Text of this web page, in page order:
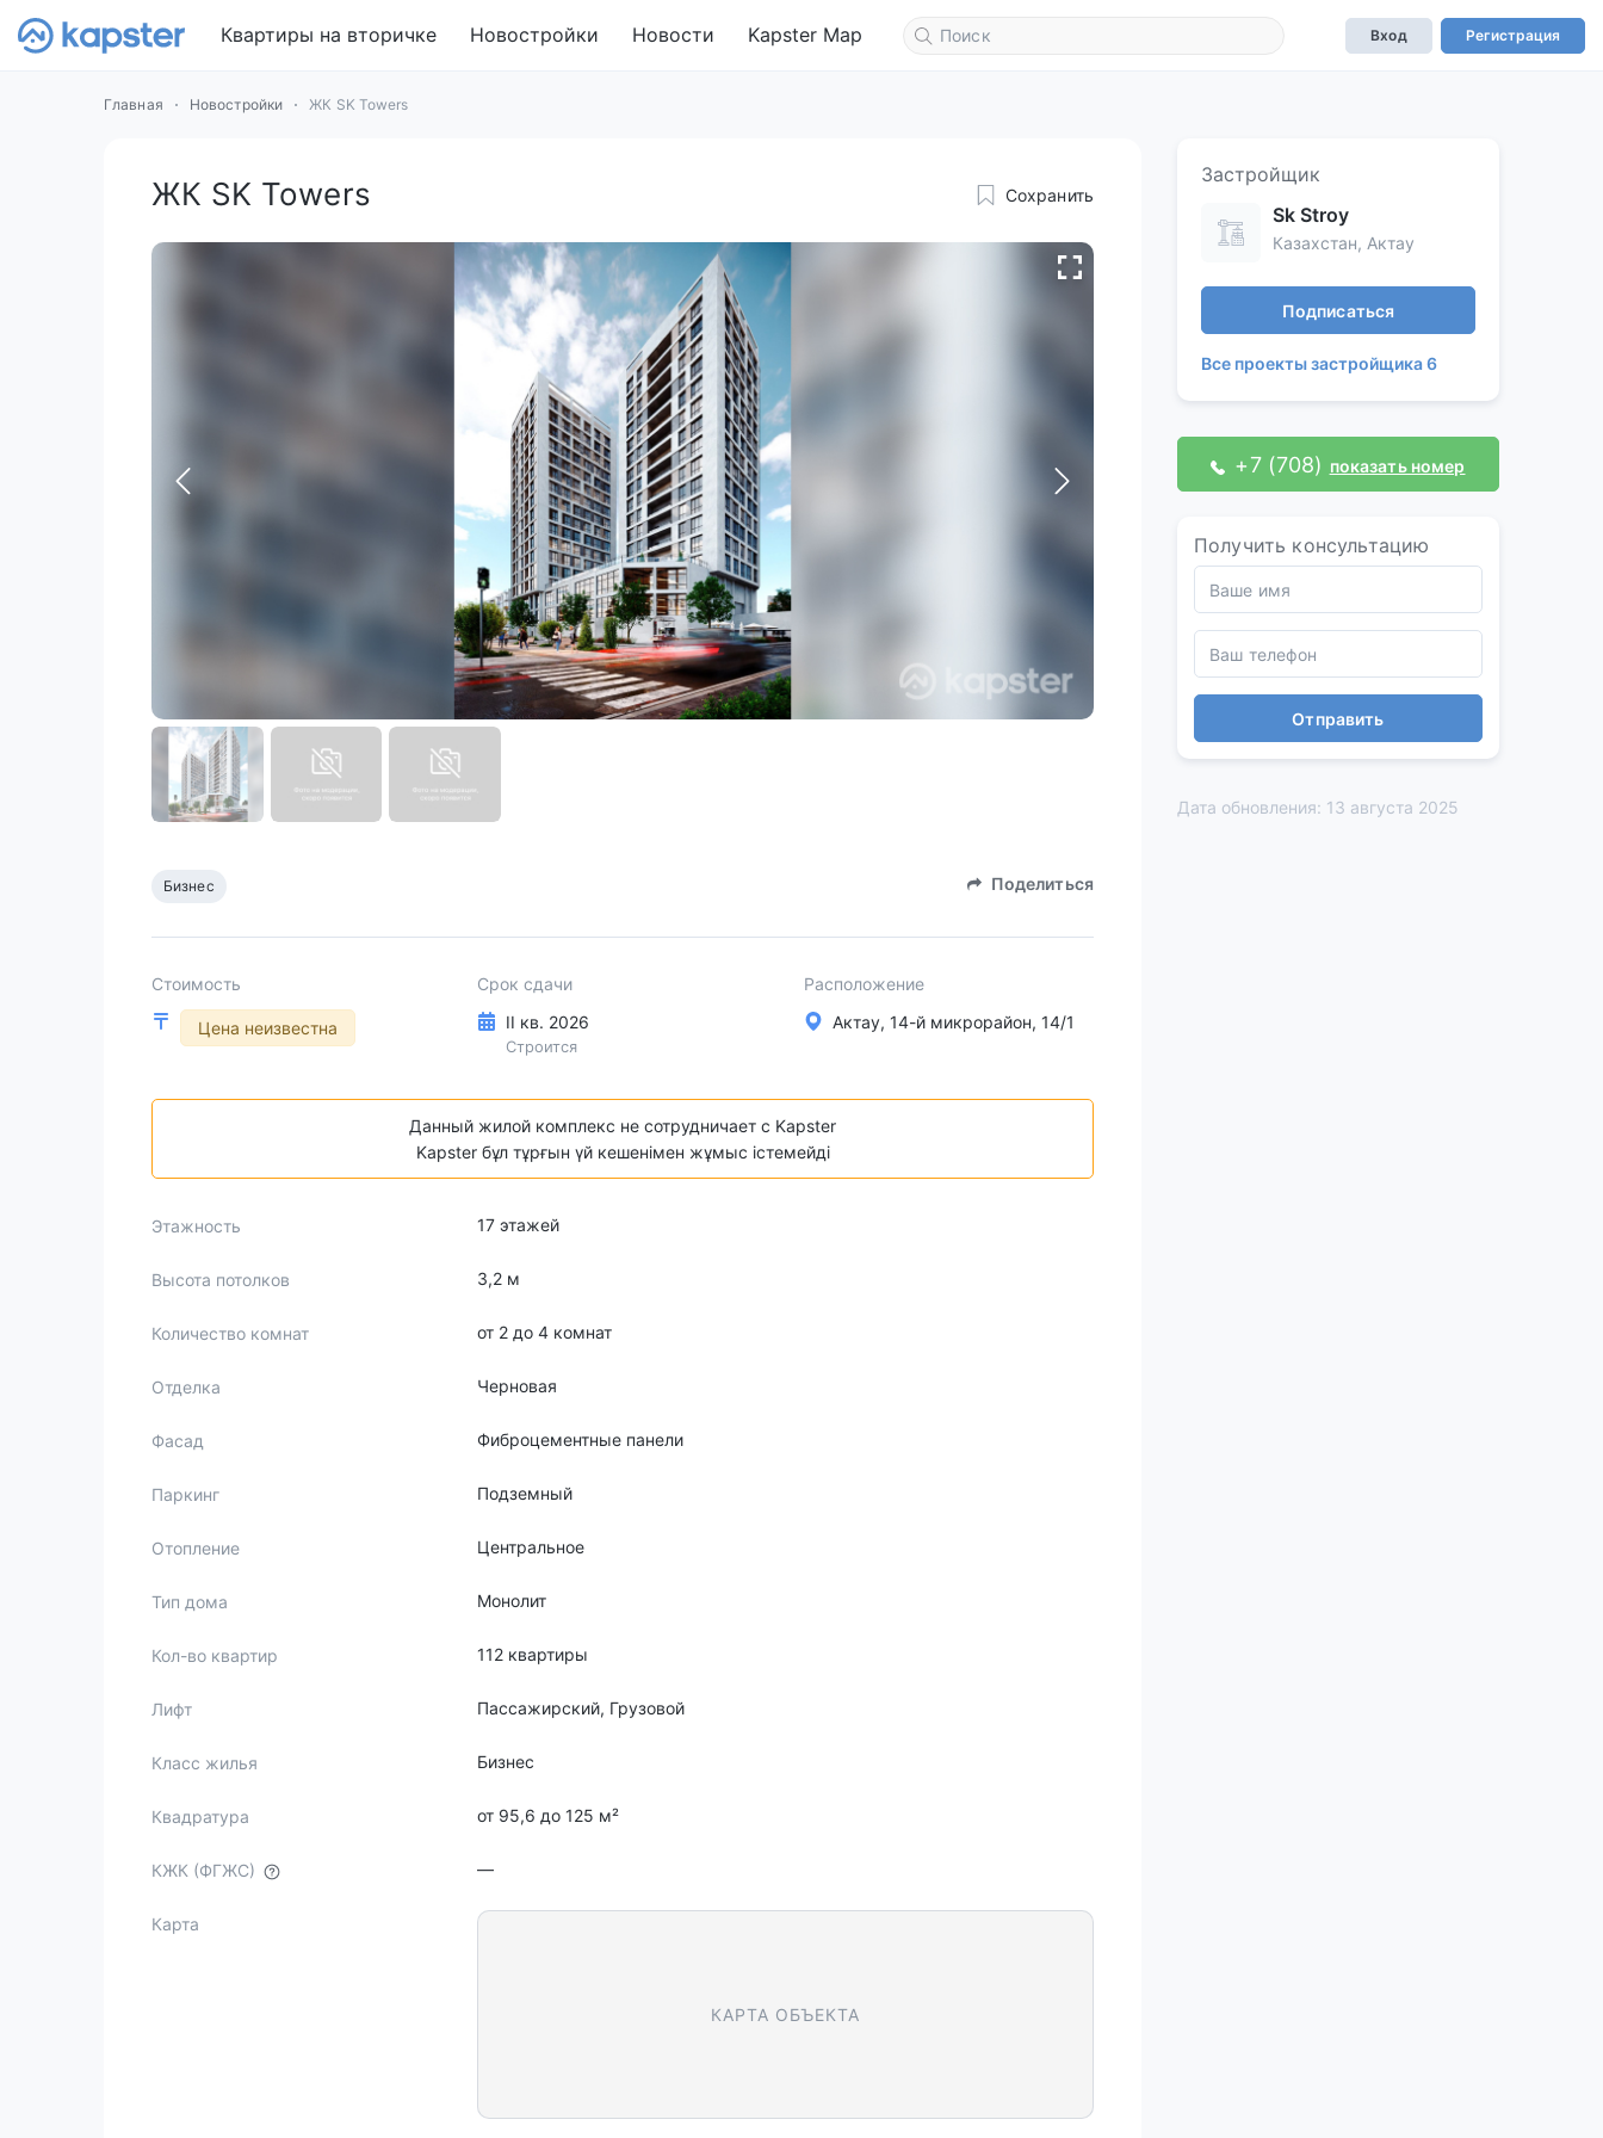
Квартиры на вторичке Новостройки Новости Kapster Map Вход Регистрация
Главная Новостройки ЖК SK Towers
ЖК SK Towers Сохранить
Бизнес Поделиться
Стоимость
Цена неизвестна
Срок сдачи
II кв. 2026
Строится
Расположение
Актау, 14-й микрорайон, 14/1
Данный жилой комплекс не сотрудничает с Kapster
Kapster бұл тұрғын үй кешенімен жұмыс істемейді
Этажность 17 этажей
Высота потолков 3,2 м
Количество комнат от 2 до 4 комнат
Отделка Черновая
Фасад Фиброцементные панели
Паркинг Подземный
Отопление Центральное
Тип дома Монолит
Кол-во квартир 112 квартиры
Лифт Пассажирский, Грузовой
Класс жилья Бизнес
Квадратура от 95,6 до 125 м²
КЖК (ФГЖС) —
Карта
КАРТА ОБЪЕКТА
Застройщик
Sk Stroy
Казахстан, Актау
Подписаться
Все проекты застройщика 6
+7 (708) показать номер
Получить консультацию
Отправить
Дата обновления: 13 августа 2025